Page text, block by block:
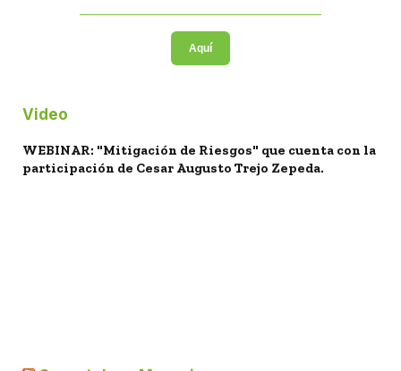
Aquí
Video
WEBINAR: "Mitigación de Riesgos" que cuenta con la
participación de Cesar Augusto Trejo Zepeda.